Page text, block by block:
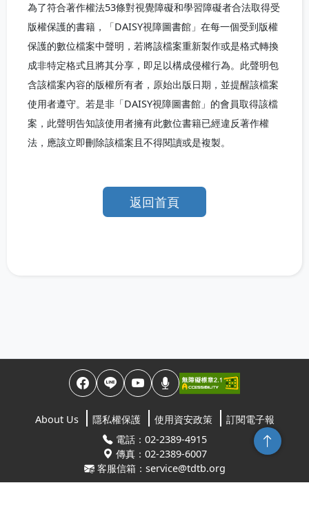
為了符合著作權法53條對視覺障礙和學習障礙者合法取得受
版權保護的書籍，「DAISY視障圖書館」在每一個受到版權
保護的數位檔案中聲明，若將該檔案重新製作或是格式轉換
成非特定格式且將其分享，即足以構成侵權行為。此聲明包
含該檔案內容的版權所有者，原始出版日期，並提醒該檔案
使用者遵守。若是非「DAISY視障圖書館」的會員取得該檔
案，此聲明告知該使用者擁有此數位書籍已經違反著作權
法，應該立即刪除該檔案且不得閱讀或是複製。
返回首頁
About Us 隱私權保護 使用資安政策
訂閱電子報
電話：02-2389-4915
傳真：02-2389-6007
客服信箱：service@tdtb.org
地址：10845台北市萬華區康定路64號5樓